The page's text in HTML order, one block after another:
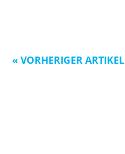
« VORHERIGER ARTIKEL